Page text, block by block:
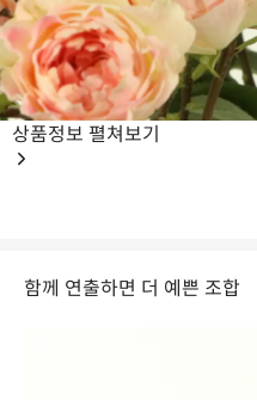
상품정보 펼쳐보기
함께 연출하면 더 예쁜 조합